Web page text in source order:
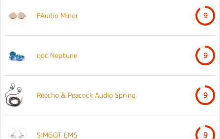
FAudio Minor 9
qdc Neptune 9
Reecho & Peacock Audio Spring 9
SIMGOT EM5 9